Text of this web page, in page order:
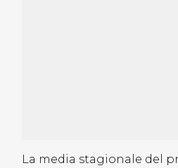
La media stagionale del